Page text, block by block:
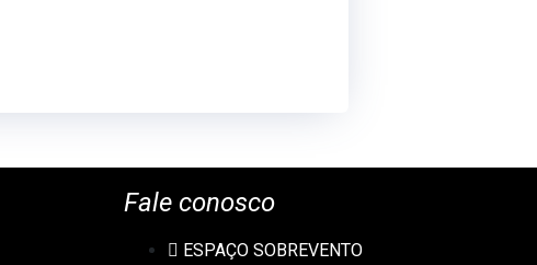
Fale conosco
ESPAÇO SOBREVENTO